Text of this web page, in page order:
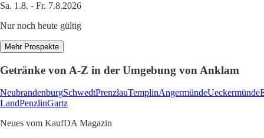
Sa. 1.8. - Fr. 7.8.2026
Nur noch heute gültig
Mehr Prospekte
Getränke von A-Z in der Umgebung von Anklam
NeubrandenburgSchwedtPrenzlauTemplinAngermündeUeckermünde
LandPenzlinGartz
Neues vom KaufDA Magazin